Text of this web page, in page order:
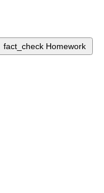
fact_check Homework